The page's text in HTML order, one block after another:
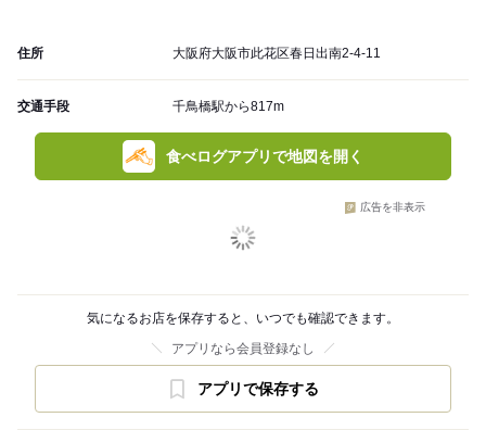
住所 大阪府大阪市此花区春日出南2-4-11
交通手段 千鳥橋駅から817m
食べログアプリで地図を開く
広告を非表示
気になるお店を保存すると、いつでも確認できます。
アプリなら会員登録なし
アプリで保存する